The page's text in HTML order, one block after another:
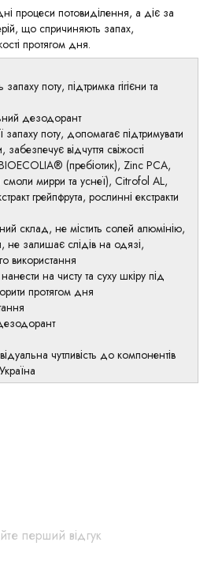
процеси потовиділення, а діє за
що спричиняють запах,
протягом дня.
запаху поту, підтримка гігієни та
дезодорант
запаху поту, допомагає підтримувати
відчуття свіжості
(пребіотик), Zinc PCA,
смоли мирри та уснеї), Citrofol AL,
грейпфрута, рослинні екстракти
склад, не містить солей алюмінію,
не залишає слідів на одязі,
використання
нанести на чисту та суху шкіру під
протягом дня
чутливість до компонентів
Україна
перший відгук